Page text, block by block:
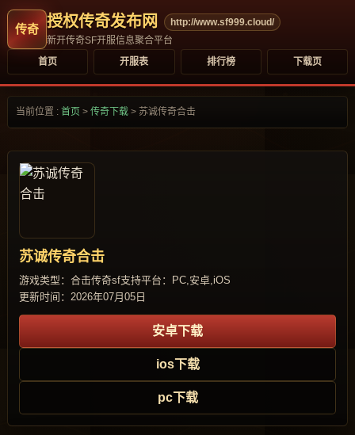
授权传奇发布网
http://www.sf999.cloud/
新开传奇SF开服信息聚合平台
首页
开服表 排行榜 下载页
当前位置 : 首页 > 传奇下载 > 苏诚传奇合击
苏诚传奇合击
游戏类型：合击传奇sf支持平台：PC,安卓,iOS
更新时间：2026年07月05日
安卓下载
ios下载
pc下载